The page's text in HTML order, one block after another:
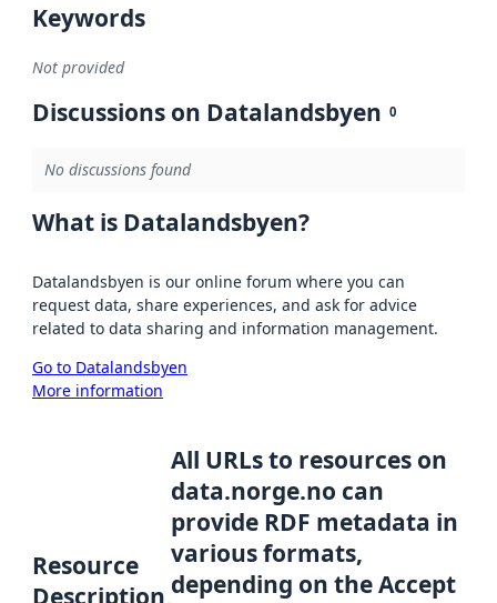
Keywords
Not provided
Discussions on Datalandsbyen 0
No discussions found
What is Datalandsbyen?
Datalandsbyen is our online forum where you can
request data, share experiences, and ask for advice
related to data sharing and information management.
Go to Datalandsbyen
More information
Resource
Description
All URLs to resources on
data.norge.no can
provide RDF metadata in
various formats,
depending on the Accept